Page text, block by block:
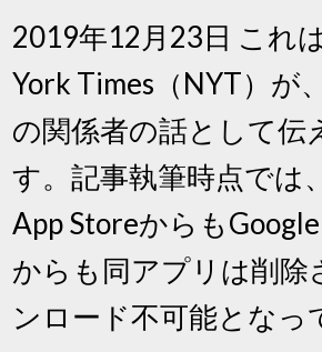
2019年12月23日 これ
York Times（NYT）が
の関係者の話として伝
す。記事執筆時点では
App Storeからも
からも同アプリは削除
ンロード不可能となっ